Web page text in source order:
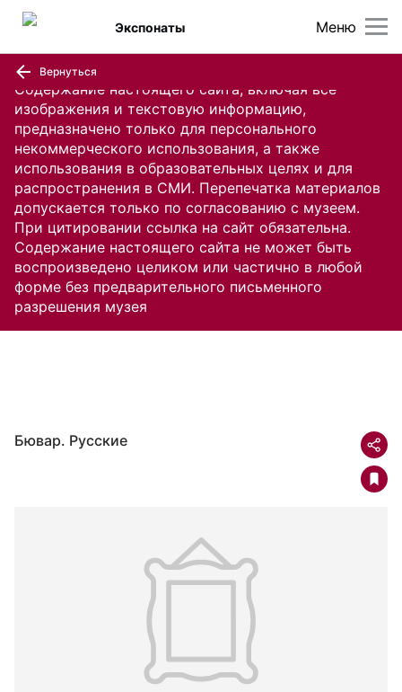
Содержание настоящего сайта, включая все
изображения и текстовую информацию,
предназначено только для персонального
некоммерческого использования, а также
использования в образовательных целях и для
распространения в СМИ. Перепечатка материалов
допускается только по согласованию с музеем.
При цитировании ссылка на сайт обязательна.
Содержание настоящего сайта не может быть
воспроизведено целиком или частично в любой
форме без предварительного письменного
разрешения музея
Меню
Экспонаты
Вернуться
Бювар. Русские